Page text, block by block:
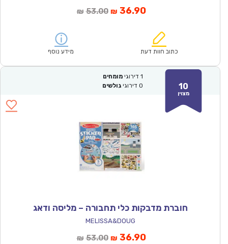
₪ 53.00המחיר
₪53.00.
₪ 36.90המחיר
הוא:
כתוב חוות דעת מידע נוסף
10
מצוין
1 דירוגי מומחים
0 דירוגי גולשים
חוברת מדבקות כלי תחבורה – מליסה ודאג
MELISSA&DOUG
₪ 53.00המחיר
₪ 36.90המחיר